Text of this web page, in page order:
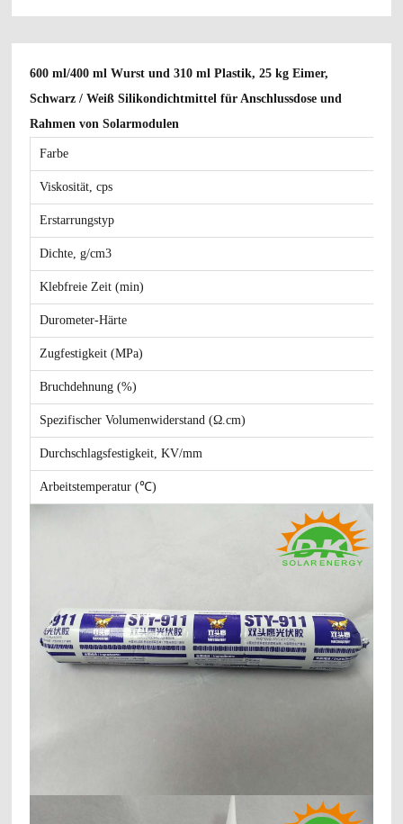
600 ml/400 ml Wurst und 310 ml Plastik, 25 kg Eimer,
Schwarz / Weiß Silikondichtmittel für Anschlussdose und
Rahmen von Solarmodulen
Farbe
Viskosität, cps
Erstarrungstyp
Dichte, g/cm3
Klebfreie Zeit (min)
Durometer-Härte
Zugfestigkeit (MPa)
Bruchdehnung (%)
Spezifischer Volumenwiderstand (Ω.cm)
Durchschlagsfestigkeit, KV/mm
Arbeitstemperatur (℃)